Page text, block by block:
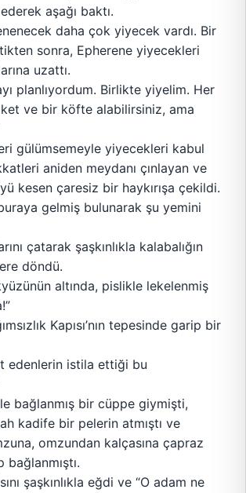
aşağı baktı.
daha çok yiyecek vardı. Bir
sonra, Epherene yiyecekleri
uzattı.
planlıyordum. Birlikte yiyelim. Her
ve bir köfte alabilirsiniz, ama
gülümsemeyle yiyecekleri kabul
aniden meydanı çınlayan ve
kesen çaresiz bir haykırışa çekildi.
gelmiş bulunarak şu yemini
çatarak şaşkınlıkla kalabalığın
döndü.
altında, pislikle lekelenmiş
Kapısı’nın tepesinde garip bir
edenlerin istila ettiği bu
bağlanmış bir cüppe giymişti,
kadife bir pelerin atmıştı ve
omzundan kalçasına çapraz
şaşkınlıkla eğdi ve “O adam ne